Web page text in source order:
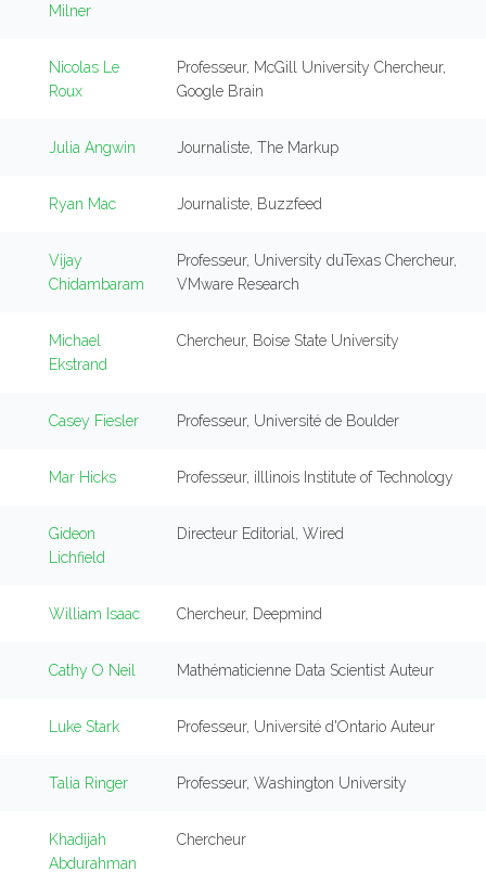
Milner
Nicolas Le
Roux
Professeur, McGill University Chercheur,
Google Brain
Julia Angwin Journaliste, The Markup
Ryan Mac Journaliste, Buzzfeed
Vijay
Chidambaram
Professeur, University duTexas Chercheur,
VMware Research
Michael
Ekstrand
Chercheur, Boise State University
Casey Fiesler Professeur, Université de Boulder
Mar Hicks Professeur, iIllinois Institute of Technology
Gideon
Lichfield
Directeur Editorial, Wired
William Isaac Chercheur, Deepmind
Cathy O Neil Mathématicienne Data Scientist Auteur
Luke Stark Professeur, Université d'Ontario Auteur
Talia Ringer Professeur, Washington University
Khadijah
Abdurahman
Chercheur